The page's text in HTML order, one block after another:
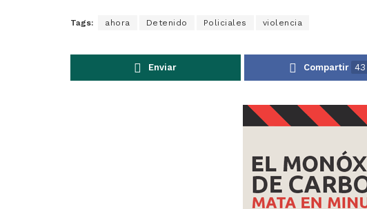
Tags: ahora Detenido Policiales violencia
Enviar Compartir 43